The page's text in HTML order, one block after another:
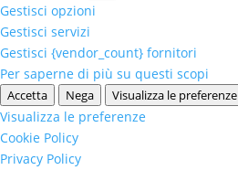
Gestisci opzioni
Gestisci servizi
Gestisci {vendor_count} fornitori
Per saperne di più su questi scopi
Accetta Nega Visualizza le preferenze
Visualizza le preferenze
Cookie Policy
Privacy Policy